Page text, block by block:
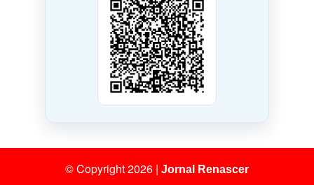
© Copyright 2026 | Jornal Renascer